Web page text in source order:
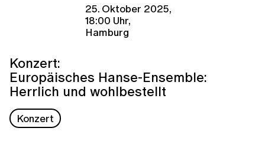
25. Oktober 2025,
18:00 Uhr,
Hamburg
Konzert:
Europäisches Hanse-Ensemble:
Herrlich und wohlbestellt
Konzert